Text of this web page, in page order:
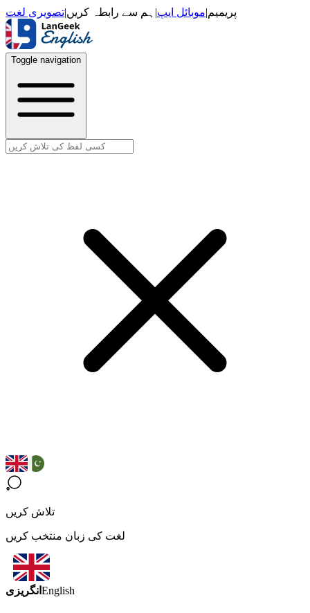
پریمیم|موبائل ایپ| ہم سے رابطہ کریں|تصویری لغت
Toggle navigation
تلاش کریں
لغت کی زبان منتخب کریں
انگریزی English